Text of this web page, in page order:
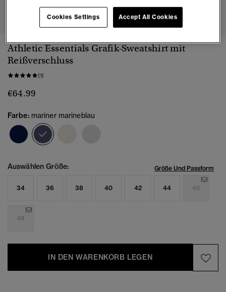
1 2 3 4 5 6 7
Athletic Essentials Grafik-Sweatshirt mit
Reißverschluss
(1)
€64.99
Farbe: mariner marineblau
Auswählen Größe: Größe Und Passform
34 36 38 40 42 44 46
48
IN DEN WARENKORB LEGEN
Accept All Cookies
Cookies Settings